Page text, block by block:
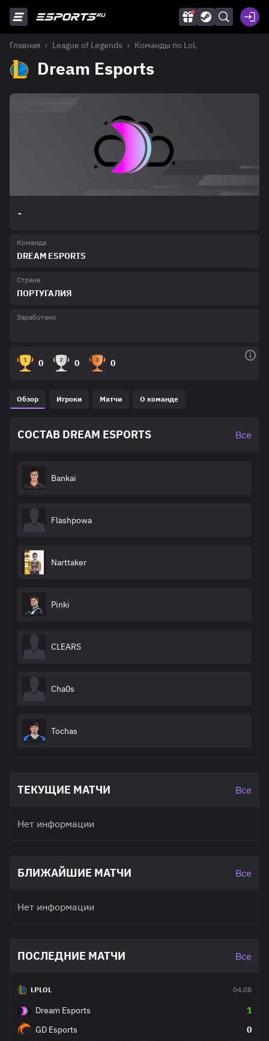
Главная League of Legends Команды по LoL
Dream Esports
-
Команда
DREAM ESPORTS
Страна
ПОРТУГАЛИЯ
Заработано
0 0 0
Обзор Игроки Матчи О команде
СОСТАВ DREAM ESPORTS Все
Bankai
Flashpowa
Narttaker
Pinki
CLEARS
Cha0s
Tochas
ТЕКУЩИЕ МАТЧИ Все
Нет информации
БЛИЖАЙШИЕ МАТЧИ Все
Нет информации
ПОСЛЕДНИЕ МАТЧИ Все
LPLOL 04.08
Dream Esports
1
GD Esports
0